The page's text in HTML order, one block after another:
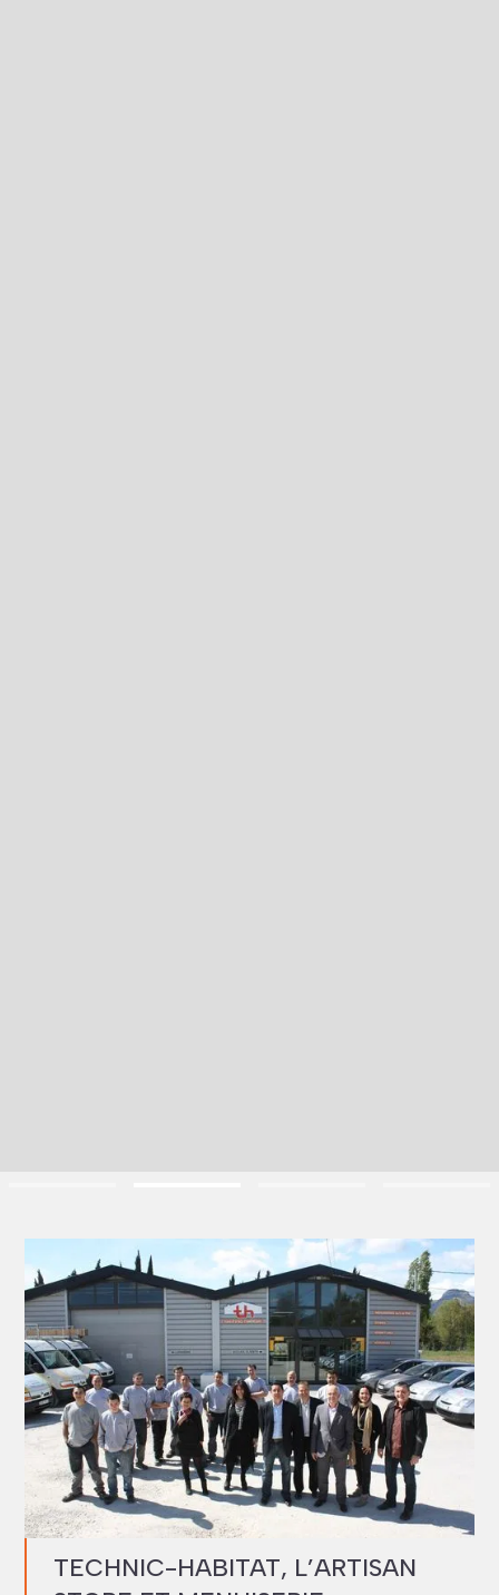
TECHNIC-HABITAT, L’ARTISAN